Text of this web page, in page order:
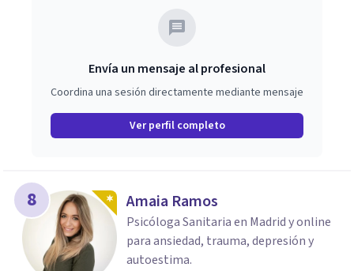
relaciones. Estoy aquí para acompañarte en ese proceso.
Envía un mensaje al profesional
Coordina una sesión directamente mediante mensaje
Ver perfil completo
8 Amaia Ramos
Psicóloga Sanitaria en Madrid y online
para ansiedad, trauma, depresión y
autoestima.